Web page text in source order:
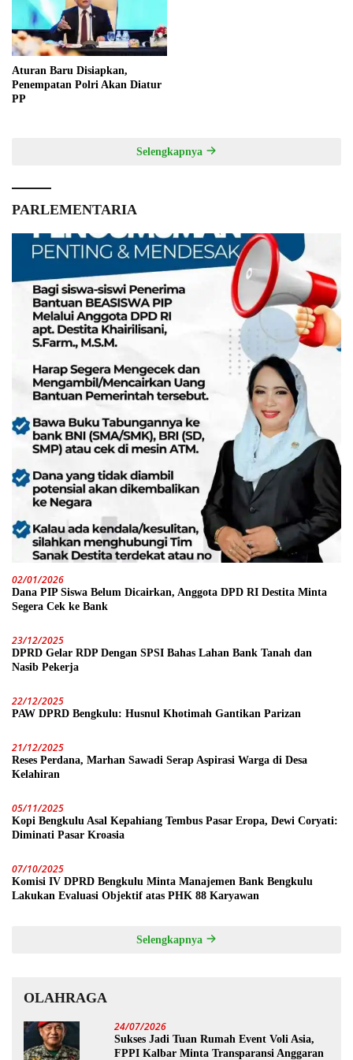
Aturan Baru Disiapkan,
Penempatan Polri Akan Diatur
PP
Selengkapnya
PARLEMENTARIA
02/01/2026
Dana PIP Siswa Belum Dicairkan, Anggota DPD RI Destita Minta
Segera Cek ke Bank
23/12/2025
DPRD Gelar RDP Dengan SPSI Bahas Lahan Bank Tanah dan
Nasib Pekerja
22/12/2025
PAW DPRD Bengkulu: Husnul Khotimah Gantikan Parizan
21/12/2025
Reses Perdana, Marhan Sawadi Serap Aspirasi Warga di Desa
Kelahiran
05/11/2025
Kopi Bengkulu Asal Kepahiang Tembus Pasar Eropa, Dewi Coryati:
Diminati Pasar Kroasia
07/10/2025
Komisi IV DPRD Bengkulu Minta Manajemen Bank Bengkulu
Lakukan Evaluasi Objektif atas PHK 88 Karyawan
Selengkapnya
OLAHRAGA
24/07/2026
Sukses Jadi Tuan Rumah Event Voli Asia,
FPPI Kalbar Minta Transparansi Anggaran